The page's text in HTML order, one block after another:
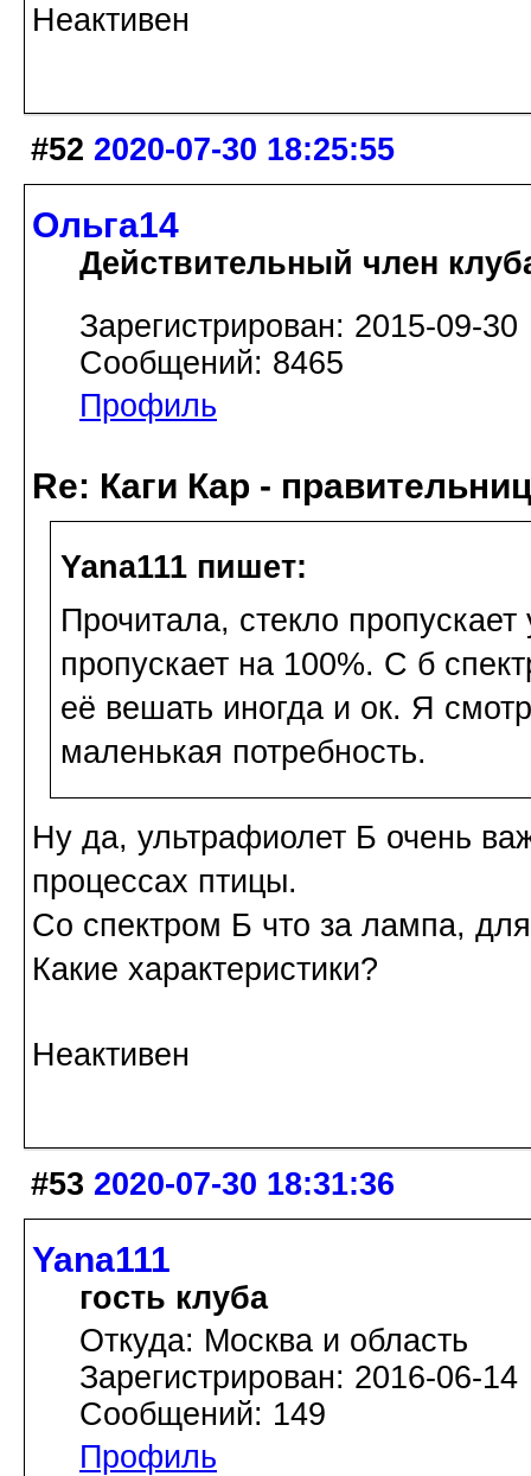
Неактивен
#52 2020-07-30 18:25:55
Ольга14
Действительный член
Зарегистрирован: 2015-09-30
Сообщений: 8465
Профиль
Re: Каги Кар -
Yana111 пишет:
Прочитала, стекло
пропускает на 100%. С б
её вешать иногда и ок. Я
маленькая потребность.
Ну да, ультрафиолет Б очень
процессах птицы.
Со спектром Б что за лампа,
Какие характеристики?
Неактивен
#53 2020-07-30 18:31:36
Yana111
гость клуба
Откуда: Москва и область
Зарегистрирован: 2016-06-14
Сообщений: 149
Профиль